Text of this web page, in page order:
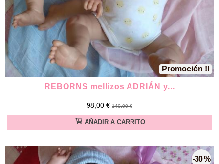
Promoción !!
REBORNS mellizos ADRIÁN y...
98,00 € 140,00 €
AÑADIR A CARRITO
-30 %